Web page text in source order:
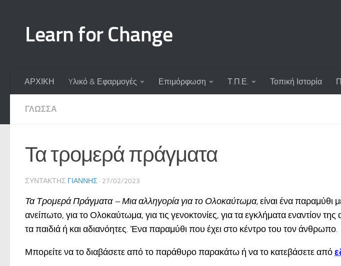
Learn for Change
ΑΡΧΙΚΗ Yλικό & Εφαρμογές Επιμόρφωση Τ.Π.Ε. Τοπική Ιστορία
ΓΛΏΣΣΑ
Τα τρομερά πράγματα
ΣΥΝΤΆΚΤΗΣ ΓΙΆΝΝΗΣ · 27/02/2023
Τα Τρομερά Πράγματα– Μια αλληγορία για το Ολοκαύτωμα,είναι ένα παραμύθι
ανείπωτο, για το Ολοκαύτωμα, για τις γενοκτονίες, για τα εγκλήματα
τα παιδιά ή και αδιανόητες. Ένα παραμύθι που έχει στο κέντρο του τον άνθρωπο.
Μπορείτε να το διαβάσετε από το παράθυρο παρακάτω ή να το κατεβάσετε από